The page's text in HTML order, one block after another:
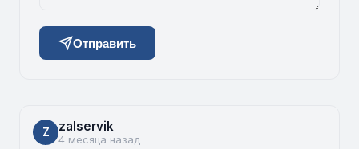
Отправить
Z zalservik
4 месяца назад